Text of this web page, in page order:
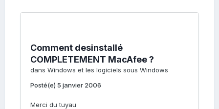
Comment desinstallé
COMPLETEMENT MacAfee ?
dans Windows et les logiciels sous Windows
Posté(e) 5 janvier 2006
Merci du tuyau